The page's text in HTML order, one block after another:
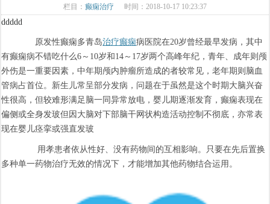
栏目： 癫痫治疗 时间：2018-10-17 10:23:37
ddddd
原发性癫痫多青岛治疗癫痫病医院在20岁曾经最早发病，其中
有癫痫病不错吃什么6～10岁和14～17岁两个高峰年纪，青年、成年则颅
外伤是一重要因素，中年期颅内肿瘤所造成的者较常见，老年期则脑血
管病占首位。新生儿常呈部分发病，问题在于虽然是这个时期大脑兴奋
性很高，但较难形满足脑一同异常放电，婴儿期逐渐发育，癫痫表现在
偏侧或全身发玻但因大脑对下部脑干网状构造活动控制不彻底，亦常表
现在婴儿痉挛或强直发玻
用孝患者依从性好、没有药物间的互相影响。只要在先后置换
多种单一药物治疗无效的情况下，才能增加其他药物结合运用。